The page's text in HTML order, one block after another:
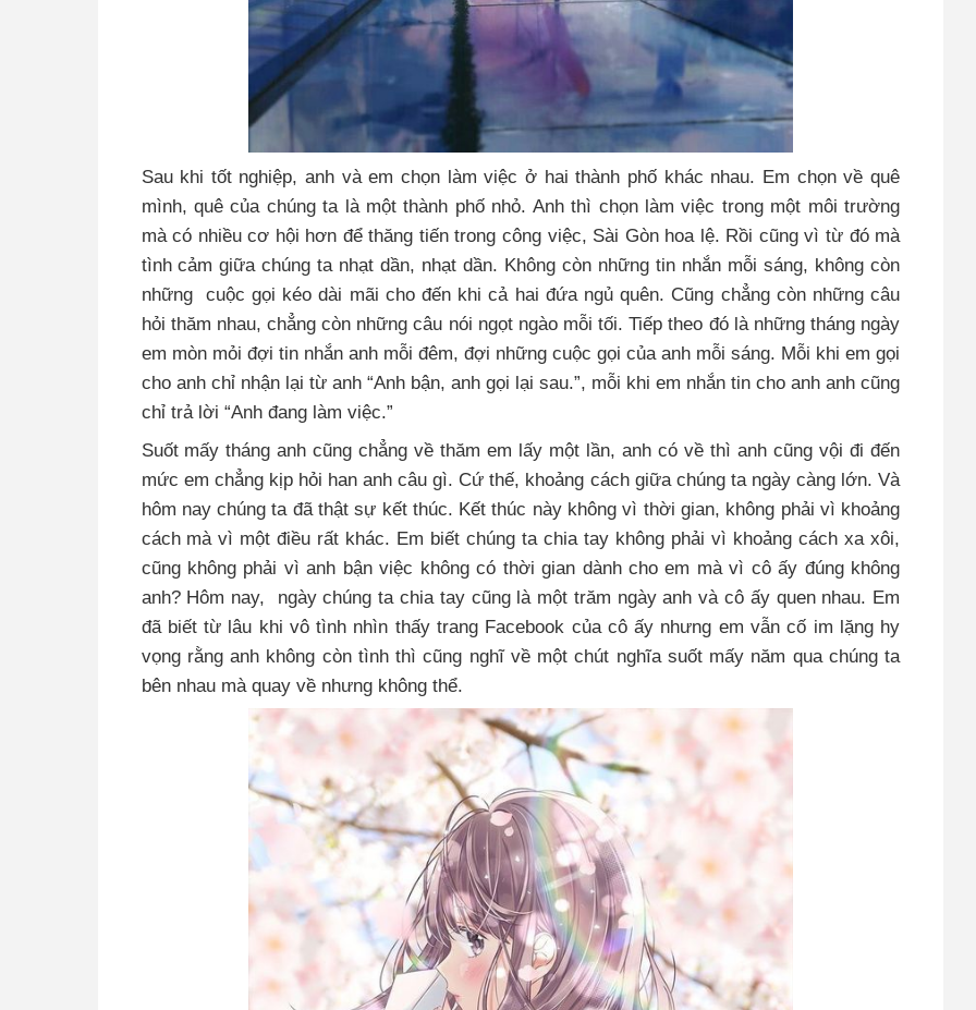
Sau khi tốt nghiệp, anh và em chọn làm việc ở hai thành phố khác nhau. Em chọn về quê
mình, quê của chúng ta là một thành phố nhỏ. Anh thì chọn làm việc trong một môi trường
mà có nhiều cơ hội hơn để thăng tiến trong công việc, Sài Gòn hoa lệ. Rồi cũng vì từ đó mà
tình cảm giữa chúng ta nhạt dần, nhạt dần. Không còn những tin nhắn mỗi sáng, không còn
những cuộc gọi kéo dài mãi cho đến khi cả hai đứa ngủ quên. Cũng chẳng còn những câu
hỏi thăm nhau, chẳng còn những câu nói ngọt ngào mỗi tối. Tiếp theo đó là những tháng ngày
em mòn mỏi đợi tin nhắn anh mỗi đêm, đợi những cuộc gọi của anh mỗi sáng. Mỗi khi em gọi
cho anh chỉ nhận lại từ anh “Anh bận, anh gọi lại sau.”, mỗi khi em nhắn tin cho anh anh cũng
chỉ trả lời “Anh đang làm việc.”
Suốt mấy tháng anh cũng chẳng về thăm em lấy một lần, anh có về thì anh cũng vội đi đến
mức em chẳng kịp hỏi han anh câu gì. Cứ thế, khoảng cách giữa chúng ta ngày càng lớn. Và
hôm nay chúng ta đã thật sự kết thúc. Kết thúc này không vì thời gian, không phải vì khoảng
cách mà vì một điều rất khác. Em biết chúng ta chia tay không phải vì khoảng cách xa xôi,
cũng không phải vì anh bận việc không có thời gian dành cho em mà vì cô ấy đúng không
anh? Hôm nay, ngày chúng ta chia tay cũng là một trăm ngày anh và cô ấy quen nhau. Em
đã biết từ lâu khi vô tình nhìn thấy trang Facebook của cô ấy nhưng em vẫn cố im lặng hy
vọng rằng anh không còn tình thì cũng nghĩ về một chút nghĩa suốt mấy năm qua chúng ta
bên nhau mà quay về nhưng không thể.